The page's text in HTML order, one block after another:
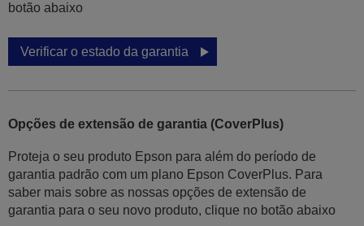
botão abaixo
Verificar o estado da garantia
Opções de extensão de garantia (CoverPlus)
Proteja o seu produto Epson para além do período de
garantia padrão com um plano Epson CoverPlus. Para
saber mais sobre as nossas opções de extensão de
garantia para o seu novo produto, clique no botão abaixo